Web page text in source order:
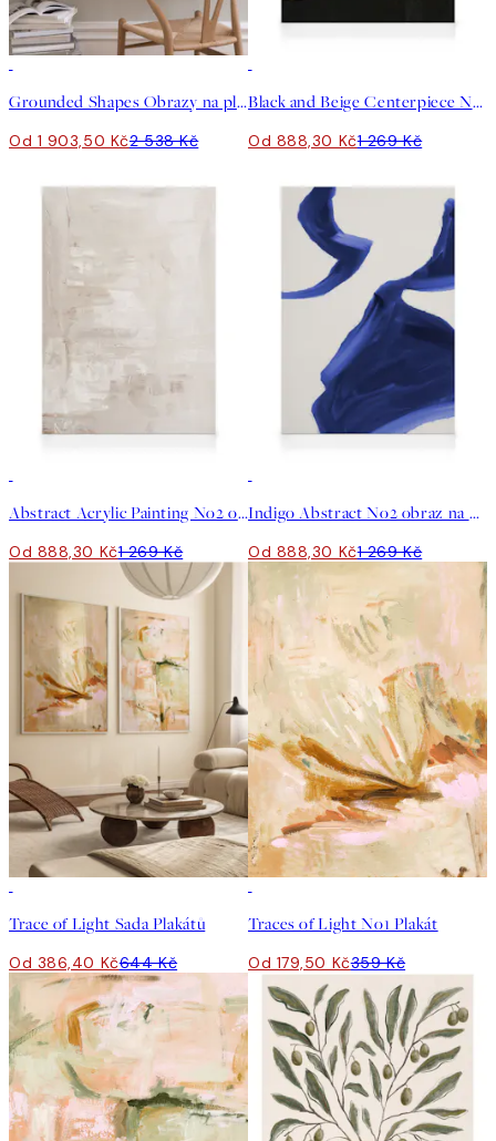
Grounded Shapes Obrazy na plátně Duo
Od 1 903,50 Kč2 538 Kč
Black and Beige Centerpiece No2 Obraz na plátně
Od 888,30 Kč1 269 Kč
Abstract Acrylic Painting No2 obraz na plátně
Od 888,30 Kč1 269 Kč
Indigo Abstract No2 obraz na plátně
Od 888,30 Kč1 269 Kč
Trace of Light Sada Plakátů
Od 386,40 Kč644 Kč
Traces of Light No1 Plakát
Od 179,50 Kč359 Kč